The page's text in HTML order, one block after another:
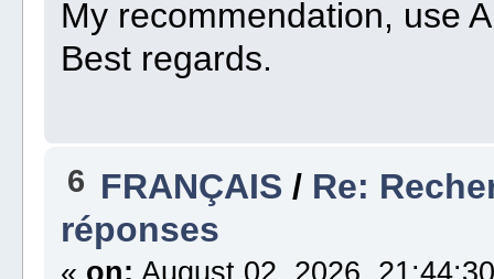
My recommendation, use
Best regards.
6 FRANÇAIS / Re:
réponses